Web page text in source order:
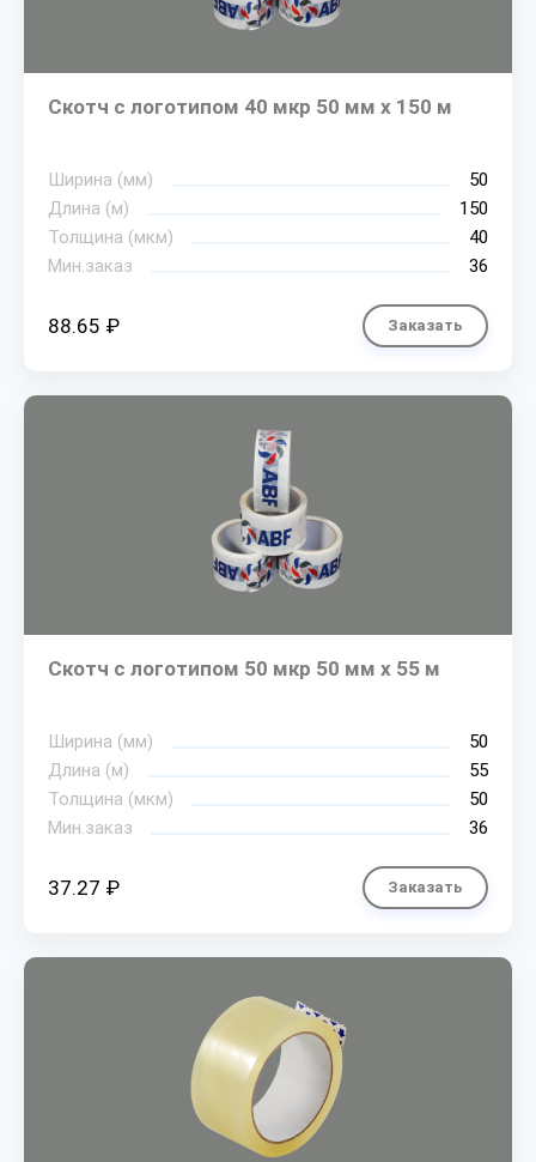
Скотч с логотипом 40 мкр 50 мм х 150 м
Ширина (мм)
50
Длина (м)
150
Толщина (мкм)
40
Мин.заказ
36
88.65 ₽ Заказать
Скотч с логотипом 50 мкр 50 мм х 55 м
Ширина (мм)
50
Длина (м)
55
Толщина (мкм)
50
Мин.заказ
36
37.27 ₽ Заказать